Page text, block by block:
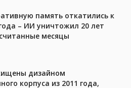
память откатились к
– ИИ уничтожил 20 лет
месяцы
дизайном
корпуса из 2011 года,